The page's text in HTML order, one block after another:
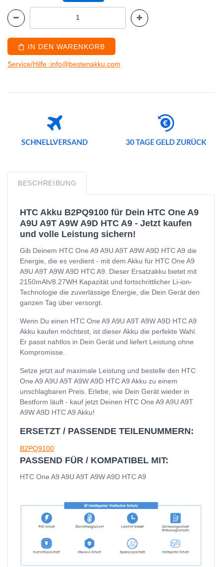
IN DEN WARENKORB
Service/Hilfe :info@bestenakku.com
BESCHREIBUNG
HTC Akku B2PQ9100 für Dein HTC One A9
A9U A9T A9W A9D HTC A9 - Jetzt kaufen
und volle Leistung sichern!
Gib Deinem HTC One A9 A9U A9T A9W A9D HTC A9 die
Energie, die es verdient - mit dem Akku für HTC One A9
A9U A9T A9W A9D HTC A9. Dieser Ersatzakku bietet mit
2150mAh/8.27WH Kapazität und fortschrittlicher Li-ion-
Technologie die zuverlässige Energie, die Dein Gerät den
ganzen Tag über versorgt.
Wenn Du einen HTC One A9 A9U A9T A9W A9D HTC A9
Akku kaufen möchtest, ist dieser Akku die perfekte Wahl.
Er passt nahtlos in Dein Gerät und liefert Leistung ohne
Kompromisse.
Setze jetzt auf maximale Leistung und bestelle den HTC
One A9 A9U A9T A9W A9D HTC A9 Akku zu einem
unschlagbaren Preis. Erlebe, wie Dein Gerät wieder in
Bestform läuft - kauf jetzt Deinen HTC One A9 A9U A9T
A9W A9D HTC A9 Akku!
ERSETZT / PASSENDE TEILENUMMERN:
B2PQ9100
PASSEND FÜR / KOMPATIBEL MIT:
HTC One A9 A9U A9T A9W A9D HTC A9